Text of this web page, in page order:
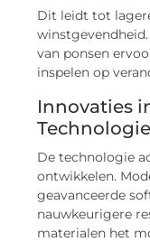
Dit leidt tot
van ponsen
inspelen op
Innovaties
Technologie
De technologie
ontwikkelen.
geavanceerde
nauwkeurigere
materialen het